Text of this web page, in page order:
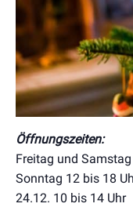
Öffnungszeiten:
Freitag und
Sonntag 12 bis 18
24.12. 10 bis 14 Uhr